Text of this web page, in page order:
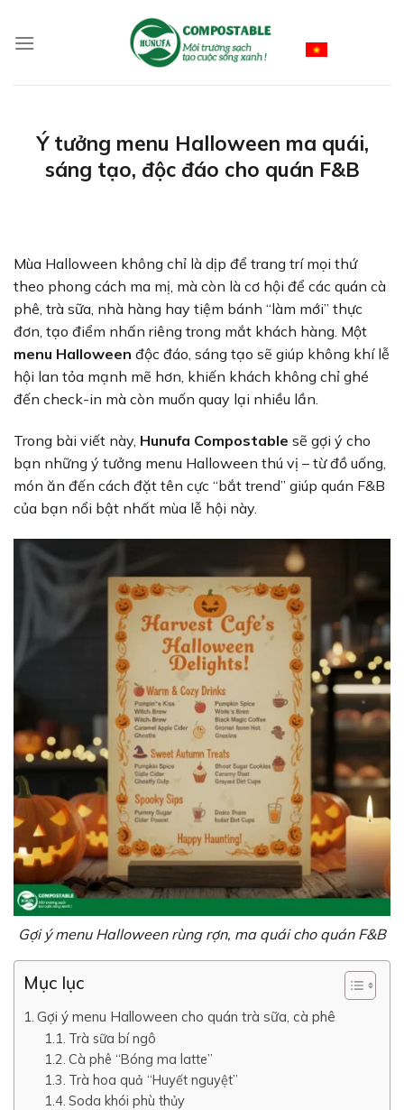
content
Ý tưởng menu Halloween ma quái,
sáng tạo, độc đáo cho quán F&B
Mùa Halloween không chỉ là dịp để trang trí mọi thứ
theo phong cách ma mị, mà còn là cơ hội để các quán cà
phê, trà sữa, nhà hàng hay tiệm bánh “làm mới” thực
đơn, tạo điểm nhấn riêng trong mắt khách hàng. Một
menu Halloween độc đáo, sáng tạo sẽ giúp không khí lễ
hội lan tỏa mạnh mẽ hơn, khiến khách không chỉ ghé
đến check-in mà còn muốn quay lại nhiều lần.
Trong bài viết này, Hunufa Compostable sẽ gợi ý cho
bạn những ý tưởng menu Halloween thú vị – từ đồ uống,
món ăn đến cách đặt tên cực “bắt trend” giúp quán F&B
của bạn nổi bật nhất mùa lễ hội này.
Gợi ý menu Halloween rùng rợn, ma quái cho quán F&B
Mục lục
Gợi ý menu Halloween cho quán trà sữa, cà phê
Trà sữa bí ngô
Cà phê “Bóng ma latte”
Trà hoa quả “Huyết nguyệt”
Soda khói phù thủy